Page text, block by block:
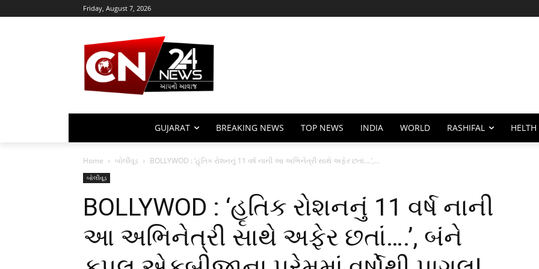
Friday, August 7, 2026
GUJARAT BREAKING NEWS TOP NEWS INDIA WORLD RASHIFAL HELTH
Home બોલીવૂડ BOLLYWOD : ‘હૃતિક રોશનનું 11 વર્ષ નાની આ અભિનેત્રી સાથે અફેર છતાં….’,...
બોલીવૂડ
BOLLYWOD : ‘હૃતિક રોશનનું 11 વર્ષ નાની
આ અભિનેત્રી સાથે અફેર છતાં….’, બંને